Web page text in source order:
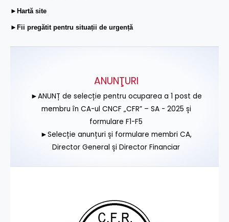
►Hartă site
►Fii pregătit pentru situații de urgență
ANUNŢURI
►ANUNȚ de selecție pentru ocuparea a 1 post de
membru în CA-ul CNCF „CFR” – SA - 2025 și
formulare F1-F5
►Selecție anunțuri și formulare membri CA,
Director General și Director Financiar